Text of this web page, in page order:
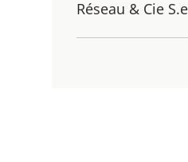
Réseau & Cie